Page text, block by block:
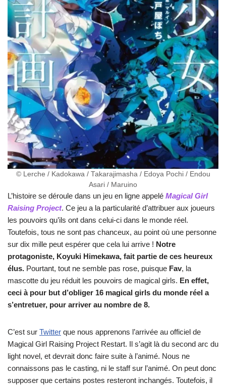
© Lerche / Kadokawa / Takarajimasha / Edoya Pochi / Endou
Asari / Maruino
L’histoire se déroule dans un jeu en ligne appelé Magical Girl
Raising Project. Ce jeu a la particularité d’attribuer aux joueurs
les pouvoirs qu’ils ont dans celui-ci dans le monde réel.
Toutefois, tous ne sont pas chanceux, au point où une personne
sur dix mille peut espérer que cela lui arrive ! Notre
protagoniste, Koyuki Himekawa, fait partie de ces heureux
élus. Pourtant, tout ne semble pas rose, puisque Fav, la
mascotte du jeu réduit les pouvoirs de magical girls. En effet,
ceci à pour but d’obliger 16 magical girls du monde réel a
s’entretuer, pour arriver au nombre de 8.
C’est sur Twitter que nous apprenons l’arrivée au officiel de
Magical Girl Raising Project Restart. Il s’agit là du second arc du
light novel, et devrait donc faire suite à l’animé. Nous ne
connaissons pas le casting, ni le staff sur l’animé. On peut donc
supposer que certains postes resteront inchangés. Toutefois, il